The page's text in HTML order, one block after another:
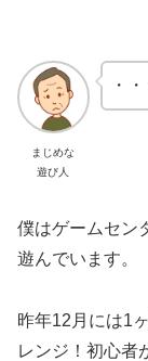
まじめな
遊び人
・・
僕はゲームセン
遊んでいます。
昨年12月には1
レンジ！初心者